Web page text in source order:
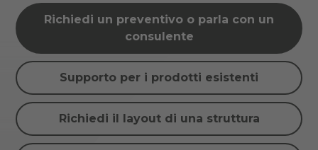
Richiedi un preventivo o parla con un
consulente
Supporto per i prodotti esistenti
Richiedi il layout di una struttura